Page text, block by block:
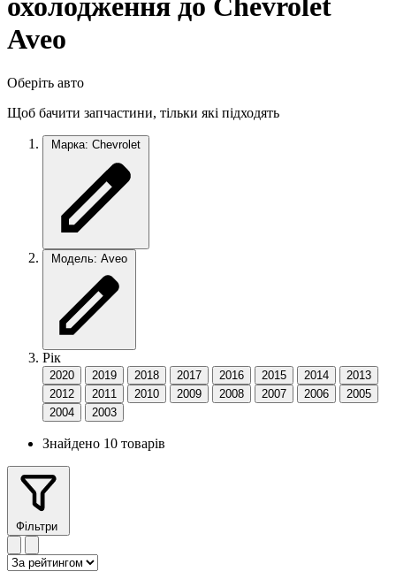
охолодження до Chevrolet
Aveo
Оберіть авто
Щоб бачити запчастини, тільки які підходять
Марка: Chevrolet
Модель: Aveo
Рік
2020 2019 2018 2017 2016 2015 2014
2013
2012
2011 2010 2009 2008 2007 2006
2005
2004
2003
Знайдено 10 товарів
Фільтри